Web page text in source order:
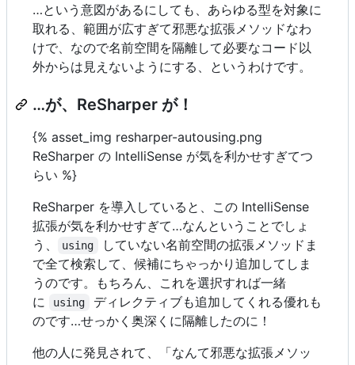
…という意図があるにしても、あらゆる型を対象に
取れる、範囲が広すぎて邪悪な拡張メソッドなわ
けで、なので名前空間を隔離して必要なコード以
外からは見えないようにする、というわけです。
…が、ReSharper が！
{% asset_img resharper-autousing.png
ReSharper の IntelliSense が気を利かせすぎてつ
らい %}
ReSharper を導入していると、この IntelliSense
拡張が気を利かせすぎて…なんということでしょ
う、
using
していない名前空間の拡張メソッドま
で全て検索して、候補にちゃっかり追加してしま
うのです。もちろん、これを選択すれば一緒
に
using
ディレクティブも追加してくれる優れも
のです…せっかく奥深くに隔離したのに！
他の人に発見されて、「なんて邪悪な拡張メソッ